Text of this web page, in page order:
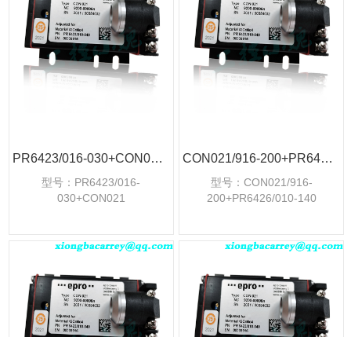
PR6423/016-030+CON021工业传感器探头
型号：PR6423/016-
030+CON021
CON021/916-200+PR6426/010-140工业传感器探头
型号：CON021/916-
200+PR6426/010-140